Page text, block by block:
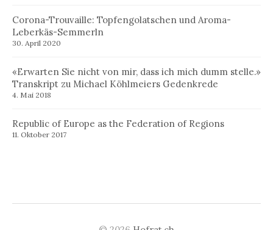
Corona-Trouvaille: Topfengolatschen und Aroma-
Leberkäs-Semmerln
30. April 2020
«Erwarten Sie nicht von mir, dass ich mich dumm stelle.»
Transkript zu Michael Köhlmeiers Gedenkrede
4. Mai 2018
Republic of Europe as the Federation of Regions
11. Oktober 2017